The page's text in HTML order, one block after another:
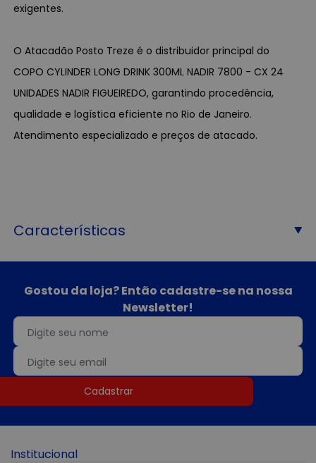
exigentes.
O Atacadão Posto Treze é o distribuidor principal do
COPO CYLINDER LONG DRINK 300ML NADIR 7800 - CX 24
UNIDADES NADIR FIGUEIREDO, garantindo procedência,
qualidade e logística eficiente no Rio de Janeiro.
Atendimento especializado e preços de atacado.
Características
Gostou da loja? Então cadastre-se na nossa
Newsletter!
Cadastrar
Institucional